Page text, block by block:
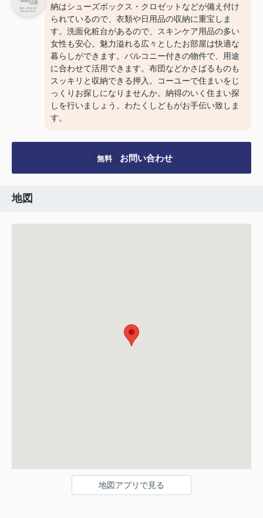
納はシューズボックス・クロゼットなどが備え付け
られているので、衣類や日用品の収納に重宝しま
す。洗面化粧台があるので、スキンケア用品の多い
女性も安心。魅力溢れる広々としたお部屋は快適な
暮らしができます。バルコニー付きの物件で、用途
に合わせて活用できます。布団などかさばるものも
スッキリと収納できる押入。コーユーで住まいをじ
っくりお探しになりませんか。納得のいく住まい探
しを行いましょう。わたくしどもがお手伝い致しま
す。
無料 お問い合わせ
地図
地図アプリで見る